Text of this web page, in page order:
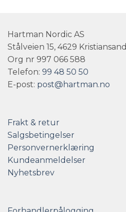
Hartman Nordic AS
Stålveien 15, 4629 Kristiansand
Org nr 997 066 588
Telefon: 99 48 50 50
E-post: post@hartman.no
Frakt & retur
Salgsbetingelser
Personvernerklæring
Kundeanmeldelser
Nyhetsbrev